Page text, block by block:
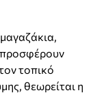
τοπικό
θεωρείται η